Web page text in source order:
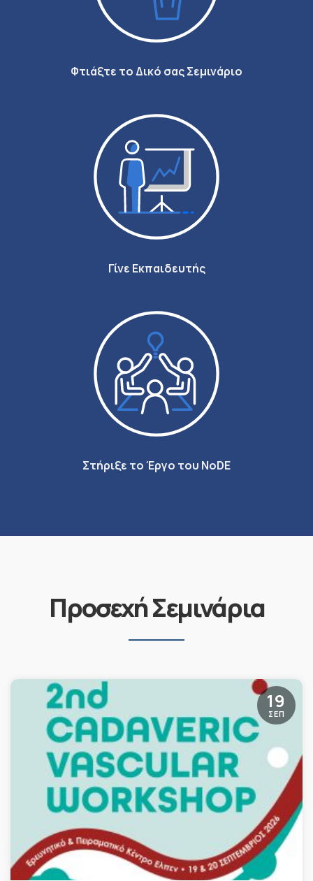
Φτιάξτε το Δικό σας Σεμινάριο
Γίνε Εκπαιδευτής
Στήριξε το Έργο του NoDE
Προσεχή Σεμινάρια
19
ΣΕΠ